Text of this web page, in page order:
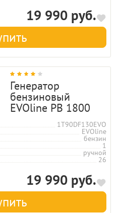
19 990 руб.
Генератор
бензиновый
EVOline PB 1800
1T90DF130EVO
EVOline
бензин
1
ручной
26
19 990 руб.